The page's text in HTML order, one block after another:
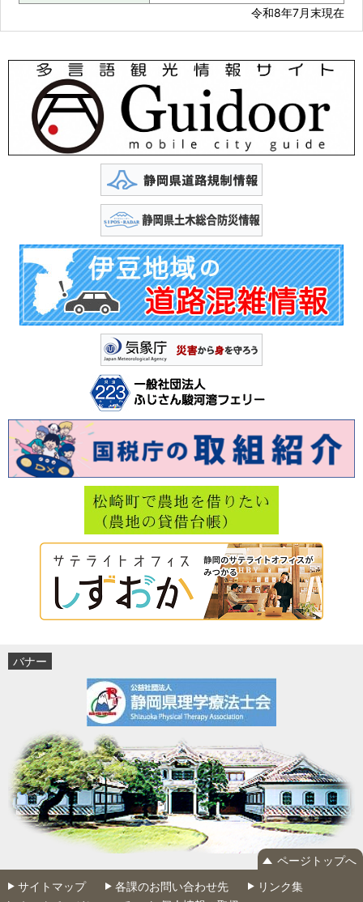
令和8年7月末現在
バナー
ページトップへ
サイトマップ
各課のお問い合わせ先
リンク集